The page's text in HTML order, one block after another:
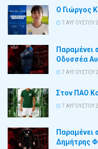
Ο Γιώργος
7 ΑΥΓΟΎΣΤΟΥ
Παραμένει
Οδυσσέα
7 ΑΥΓΟΎΣΤΟΥ
Στον ΠΑΟ
7 ΑΥΓΟΎΣΤΟΥ
Παραμένει
Δημήτρης